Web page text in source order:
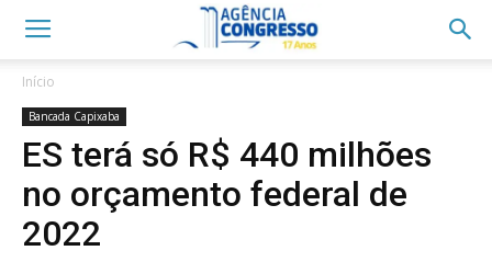
Início
Bancada Capixaba
ES terá só R$ 440 milhões
no orçamento federal de
2022